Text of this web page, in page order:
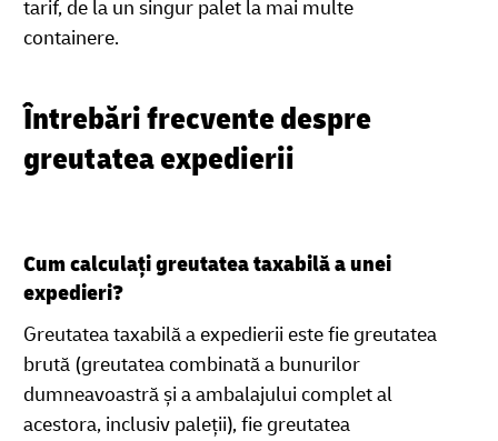
tarif, de la un singur palet la mai multe
containere.
Întrebări frecvente despre
greutatea expedierii
Cum calculați greutatea taxabilă a unei
expedieri?
Greutatea taxabilă a expedierii este fie greutatea
brută (greutatea combinată a bunurilor
dumneavoastră și a ambalajului complet al
acestora, inclusiv paleții), fie greutatea